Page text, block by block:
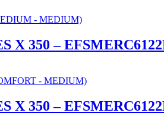
X 350 –
X 350 –